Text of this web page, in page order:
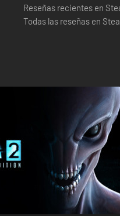
Reseñas recientes en
Todas las reseñas en